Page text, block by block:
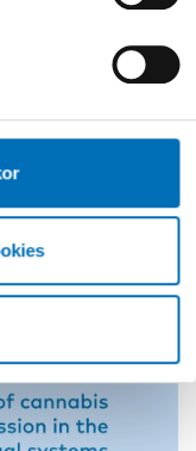
Om du har besökt
att navigera till